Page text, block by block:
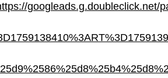
googleads.g.doubleclick.net/